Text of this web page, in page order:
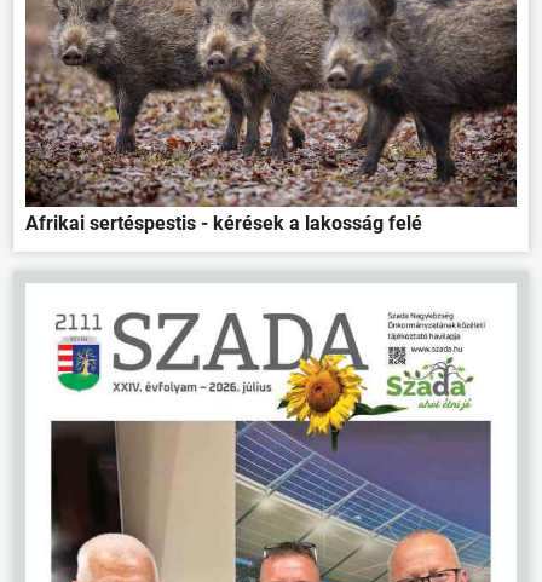
ÜGYINTÉZÉS
KÖZÖSSÉG
HÍREK
VÁLASZTÁSOK
Afrikai sertéspestis - kérések a lakosság felé